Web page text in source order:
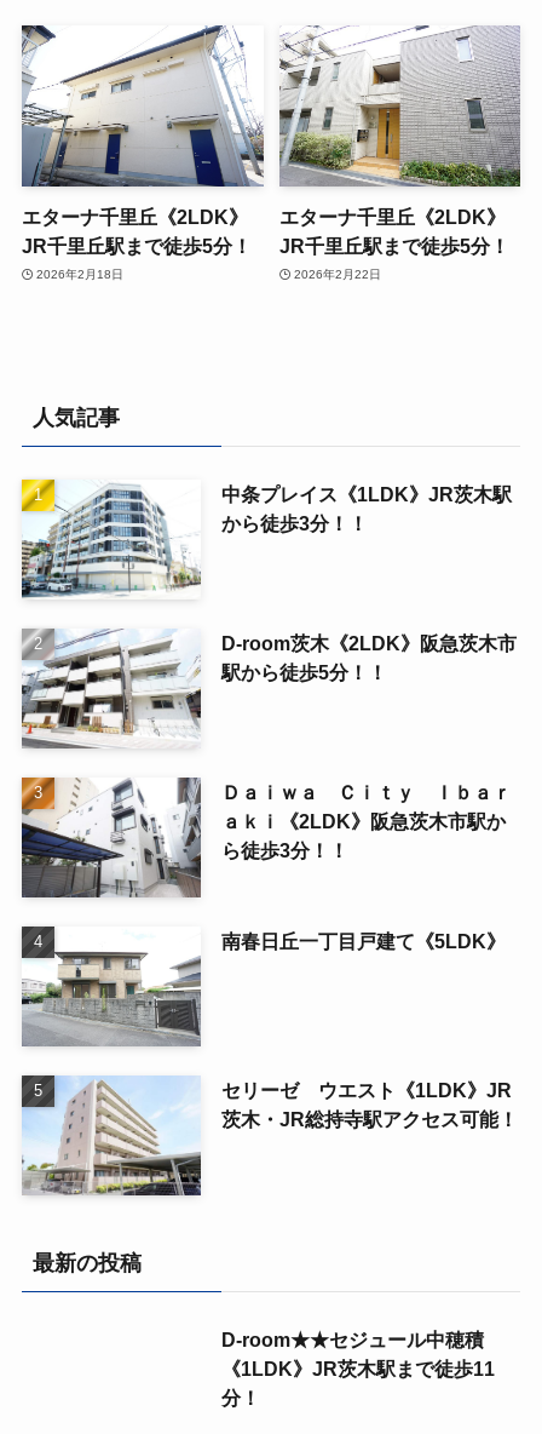
エターナ千里丘《2LDK》
JR千里丘駅まで徒歩5分！
2026年2月18日
エターナ千里丘《2LDK》
JR千里丘駅まで徒歩5分！
2026年2月22日
人気記事
中条プレイス《1LDK》JR茨木駅
から徒歩3分！！
D-room茨木《2LDK》阪急茨木市
駅から徒歩5分！！
Ｄａｉｗａ Ｃｉｔｙ Ｉｂａｒ
ａｋｉ《2LDK》阪急茨木市駅か
ら徒歩3分！！
南春日丘一丁目戸建て《5LDK》
セリーゼ ウエスト《1LDK》JR
茨木・JR総持寺駅アクセス可能！
最新の投稿
D-room★★セジュール中穂積
《1LDK》JR茨木駅まで徒歩11
分！